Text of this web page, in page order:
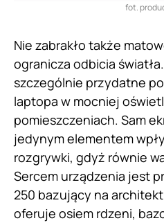
fot.
Nie zabrakło także
ogranicza odbicia
szczególnie przydatne
laptopa w mocniej
pomieszczeniach. Sam
jedynym elementem
rozgrywki, gdyż równie
Sercem urządzenia jest
250 bazujący na
oferuje osiem rdzeni,